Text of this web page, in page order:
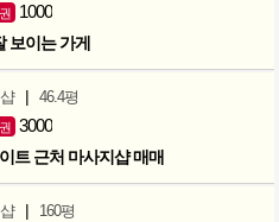
권 1000
보이는 가게
| 46.4평
권 3000
트 근처 마사지샵 매매
| 160평